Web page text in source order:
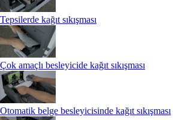
Tepsilerde kağıt sıkışması
Çok amaçlı besleyicide kağıt sıkışması
Otomatik belge besleyicisinde kağıt sıkışması